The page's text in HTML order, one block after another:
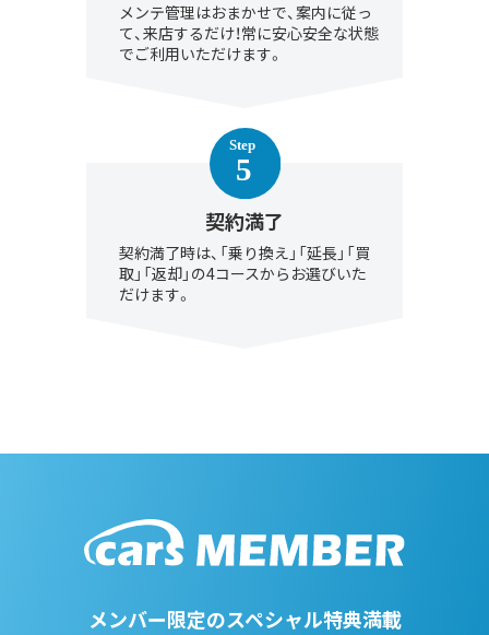
メンテ管理はおまかせで、案内に従っ
て、来店するだけ！常に安心安全な状態
でご利用いただけます。
契約満了
契約満了時は、「乗り換え」「延長」「買
取」「返却」の4コースからお選びいた
だけます。
メンバー限定のスペシャル特典満載